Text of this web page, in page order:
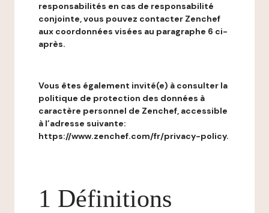
responsabilités en cas de responsabilité
conjointe, vous pouvez contacter Zenchef
aux coordonnées visées au paragraphe 6 ci-
après.
Vous êtes également invité(e) à consulter la
politique de protection des données à
caractère personnel de Zenchef, accessible
à l’adresse suivante:
https://www.zenchef.com/fr/privacy-policy.
1 Définitions